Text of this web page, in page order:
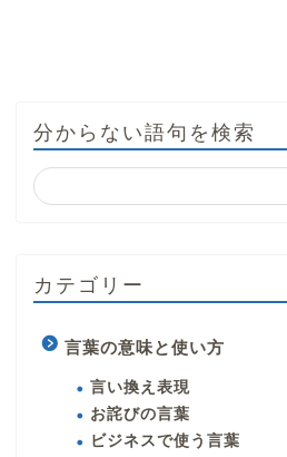
分からない語句を検索
カテゴリー
言葉の意味と使い方
言い換え表現
お詫びの言葉
ビジネスで使う言葉